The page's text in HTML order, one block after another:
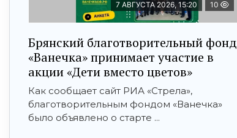
7 АВГУСТА 2026, 15:20 10
Брянский благотворительный фонд
«Ванечка» принимает участие в
акции «Дети вместо цветов»
Как сообщает сайт РИА «Стрела»,
благотворительным фондом «Ванечка»
было объявлено о старте ...